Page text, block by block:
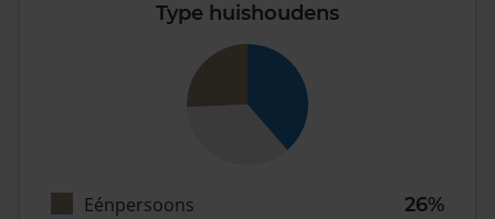
Type huishoudens
Eénpersoons
26%